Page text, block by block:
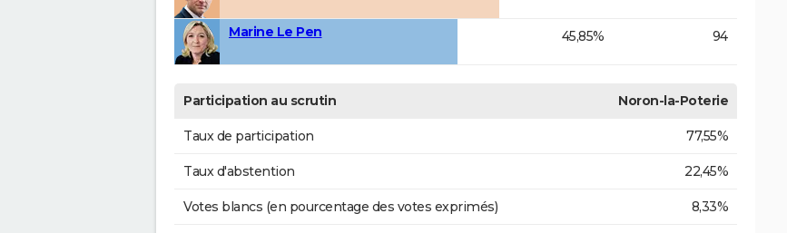
Marine Le Pen 45,85% 94
Participation au scrutin Noron-la-Poterie
Taux de participation 77,55%
Taux d'abstention 22,45%
Votes blancs (en pourcentage des votes exprimés) 8,33%